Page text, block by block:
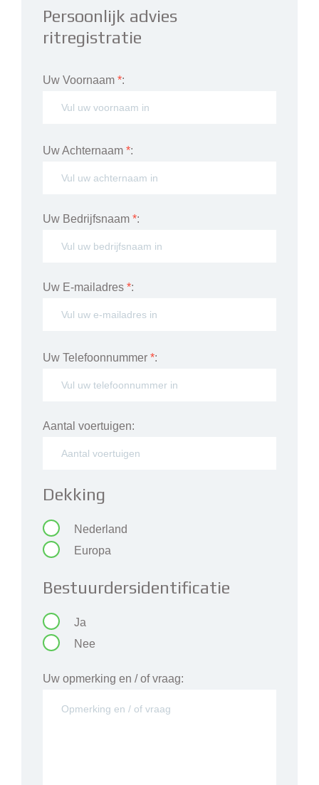
Persoonlijk advies
ritregistratie
Uw Voornaam *:
Uw Achternaam *:
Uw Bedrijfsnaam *:
Uw E-mailadres *:
Uw Telefoonnummer *:
Aantal voertuigen:
Dekking
Nederland
Europa
Bestuurdersidentificatie
Ja
Nee
Uw opmerking en / of vraag: